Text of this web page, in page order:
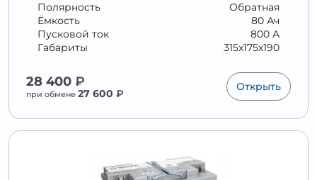
Обратная
Полярность
80 Ач
Ёмкость
800 А
Пусковой ток
315x175x190
Габариты
28 400 ₽
при обмене 27 600 ₽
Открыть